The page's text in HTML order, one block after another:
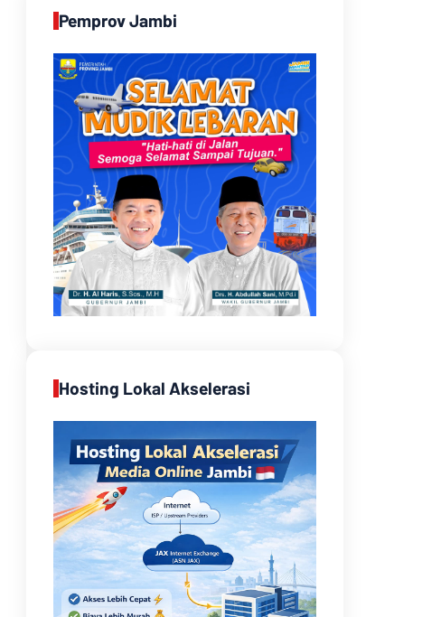
Pemprov Jambi
Hosting Lokal Akselerasi